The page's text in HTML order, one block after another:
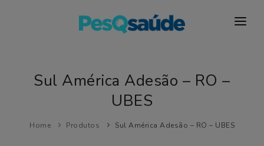
PLANOS DE SAÚDE
BLOG
Sul América Adesão – RO –
UBES
Home Produtos Sul América Adesão – RO – UBES